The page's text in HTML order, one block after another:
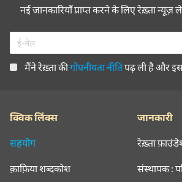
नई जानकारियाँ प्राप्त करने के लिए रेख़्ता न्यूज़
मैंने रेख़्ता कीगोपनीयता नीतिपढ़ ली है और
क्विक लिंक्स
सहयोग
क़ाफ़िया शब्दकोश
जानकारी
रेख़्ता
संस्थापक :